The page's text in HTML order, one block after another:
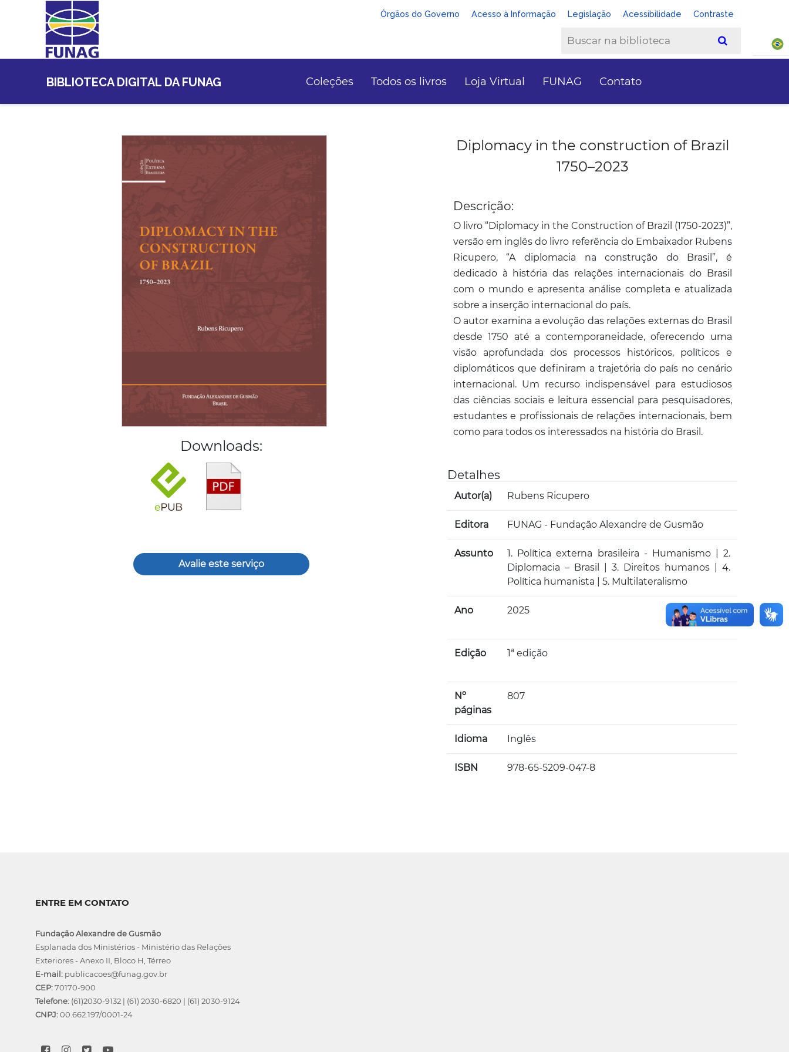
Órgãos do Governo Acesso à Informação Legislação Acessibilidade Contraste
BIBLIOTECA DIGITAL DA FUNAG Coleções Todos os livros Loja Virtual FUNAG Contato
Downloads:
Avalie este serviço
Diplomacy in the construction of Brazil
1750–2023
Descrição:
O livro “Diplomacy in the Construction of Brazil (1750-2023)”,
versão em inglês do livro referência do Embaixador Rubens
Ricupero, “A diplomacia na construção do Brasil”, é
dedicado à história das relações internacionais do Brasil
com o mundo e apresenta análise completa e atualizada
sobre a inserção internacional do país.
O autor examina a evolução das relações externas do Brasil
desde 1750 até a contemporaneidade, oferecendo uma
visão aprofundada dos processos históricos, políticos e
diplomáticos que definiram a trajetória do país no cenário
internacional. Um recurso indispensável para estudiosos
das ciências sociais e leitura essencial para pesquisadores,
estudantes e profissionais de relações internacionais, bem
como para todos os interessados na história do Brasil.
Detalhes
Autor(a) Rubens Ricupero
Editora FUNAG - Fundação Alexandre de Gusmão
Assunto
1. Política externa brasileira - Humanismo | 2.
Diplomacia – Brasil | 3. Direitos humanos | 4.
Política humanista | 5. Multilateralismo
Ano 2025
Edição 1ª edição
Nº
páginas
807
Idioma Inglês
ISBN 978-65-5209-047-8
ENTRE EM CONTATO
Fundação Alexandre de Gusmão
Esplanada dos Ministérios - Ministério das Relações
Exteriores - Anexo II, Bloco H, Térreo
E-mail: publicacoes@funag.gov.br
CEP:70170-900
Telefone: (61)2030-9132 | (61) 2030-6820 | (61) 2030-9124
CNPJ:00.662.197/0001-24